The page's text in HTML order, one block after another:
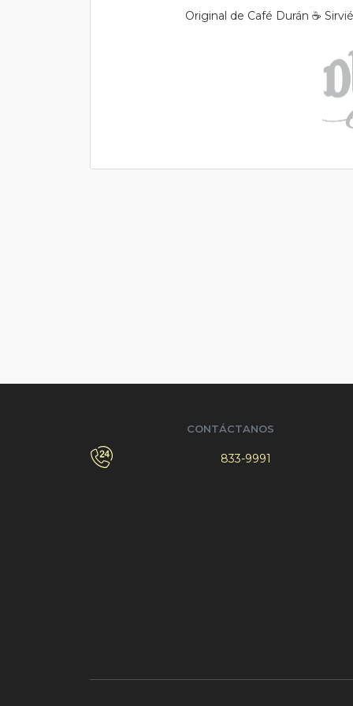
Original de Café Durán ☕️
CONTÁCTANOS
833-9991